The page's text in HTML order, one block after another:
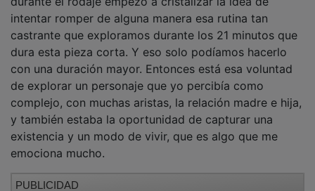
intentar romper de alguna manera esa rutina tan
castrante que exploramos durante los 21 minutos que
dura esta pieza corta. Y eso solo podíamos hacerlo
con una duración mayor. Entonces está esa voluntad
de explorar un personaje que yo percibía como
complejo, con muchas aristas, la relación madre e hija,
y también estaba la oportunidad de capturar una
existencia y un modo de vivir, que es algo que me
emociona mucho.